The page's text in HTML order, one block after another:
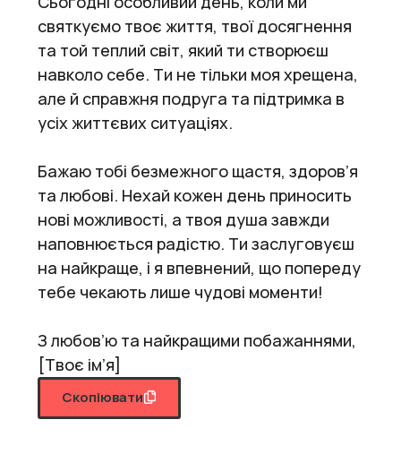
святкуємо твоє життя, твої досягнення
та той теплий світ, який ти створюєш
навколо себе. Ти не тільки моя хрещена,
але й справжня подруга та підтримка в
усіх життєвих ситуаціях.
Бажаю тобі безмежного щастя, здоров’я
та любові. Нехай кожен день приносить
нові можливості, а твоя душа завжди
наповнюється радістю. Ти заслуговуєш
на найкраще, і я впевнений, що попереду
тебе чекають лише чудові моменти!
З любов’ю та найкращими побажаннями,
[Твоє ім’я]
Скопіювати